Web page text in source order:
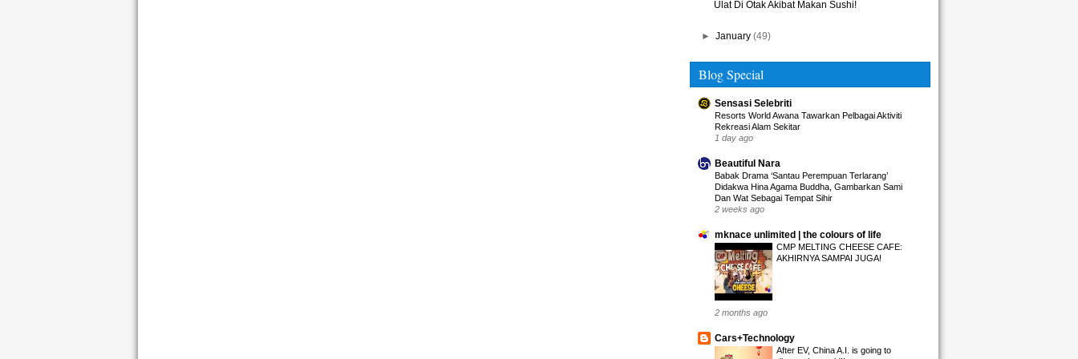
Ulat Di Otak Akibat Makan Sushi!
►January (49)
Blog Special
Sensasi Selebriti
Resorts World Awana Tawarkan Pelbagai Aktiviti
Rekreasi Alam Sekitar
1 day ago
Beautiful Nara
Babak Drama ‘Santau Perempuan Terlarang’
Didakwa Hina Agama Buddha, Gambarkan Sami
Dan Wat Sebagai Tempat Sihir
2 weeks ago
mknace unlimited | the colours of life
CMP MELTING CHEESE CAFE:
AKHIRNYA SAMPAI JUGA!
2 months ago
Cars+Technology
After EV, China A.I. is going to